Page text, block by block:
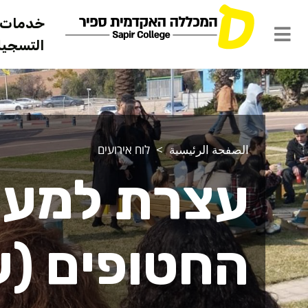
خدمات
الصفحة الرئيسية לוח אירועים
עצרת
החטופים